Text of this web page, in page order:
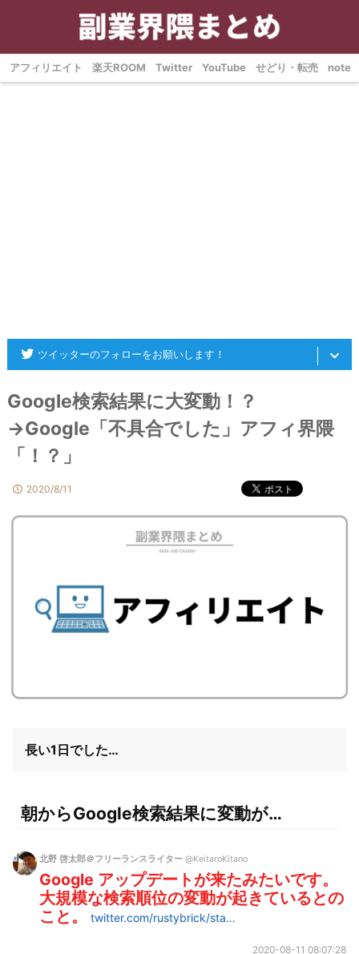
アフィリエイト 楽天ROOM Twitter YouTube せどり・転売 note
ツイッターのフォローをお願いします！
ふくまと＠副業界隈まとめ
@fuku_matome_com
副業界隈の情報・記事更新情報を1日に2～3回程度ツイート
しています！うるさくしないので、どうかあなたのタイムラインに住ま
Google検索結果に大変動！？
→Google「不具合でした」アフィ界隈
「！？」
2020/8/11
長い1日でした…
朝からGoogle検索結果に変動が…
北野 啓太郎＠フリーランスライター @KeitaroKitano
Google アップデートが来たみたいです。
大規模な検索順位の変動が起きているとの
こと。
twitter.com/rustybrick/sta…
2020-08-11 08:07:28